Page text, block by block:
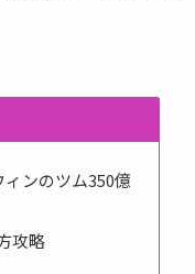
ンのツム350億
攻略